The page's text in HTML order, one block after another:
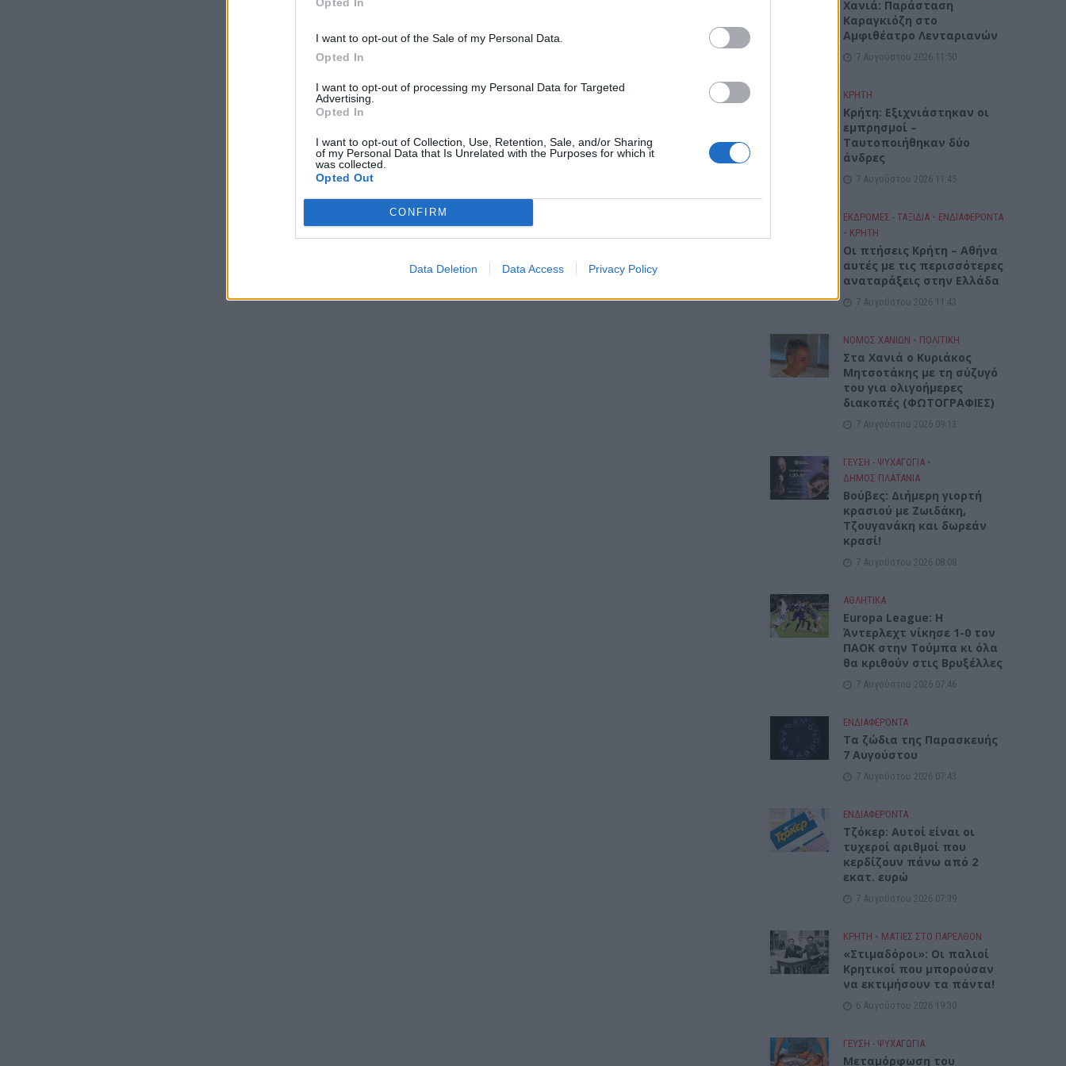
I want to opt-out of the Sale of my Personal Data.
Opted In
I want to opt-out of processing my Personal Data for Targeted
Advertising.
Opted In
I want to opt-out of Collection, Use, Retention, Sale, and/or Sharing
of my Personal Data that Is Unrelated with the Purposes for which it
was collected.
Opted Out
CONFIRM
Data Deletion Data Access Privacy Policy
Xανιά: Παράσταση
Καραγκιόζη στο
Αμφιθέατρο Λενταριανών
7 Αυγούστου 2026 11:50
ΚΡΗΤΗ
Κρήτη: Εξιχνιάστηκαν οι
εμπρησμοί –
Ταυτοποιήθηκαν δύο
άνδρες
7 Αυγούστου 2026 11:45
ΕΚΔΡΟΜΈΣ - ΤΑΞΊΔΙΑ • ΕΝΔΙΑΦΕΡΟΝΤΑ
• ΚΡΗΤΗ
Οι πτήσεις Κρήτη – Αθήνα
αυτές με τις περισσότερες
αναταράξεις στην Ελλάδα
7 Αυγούστου 2026 11:43
ΝΟΜΌΣ ΧΑΝΊΩΝ • ΠΟΛΙΤΙΚΗ
Στα Χανιά ο Κυριάκος
Μητσοτάκης με τη σύζυγό
του για ολιγοήμερες
διακοπές (ΦΩΤΟΓΡΑΦΙΕΣ)
7 Αυγούστου 2026 09:13
ΓΕΎΣΗ - ΨΥΧΑΓΩΓΊΑ •
ΔΉΜΟΣ ΠΛΑΤΑΝΙΆ
Βούβες: Διήμερη γιορτή
κρασιού με Ζωιδάκη,
Τζουγανάκη και δωρεάν
κρασί!
7 Αυγούστου 2026 08:08
ΑΘΛΗΤΙΚΑ
Europa League: Η
Άντερλεχτ νίκησε 1-0 τον
ΠΑΟΚ στην Τούμπα κι όλα
θα κριθούν στις Βρυξέλλες
7 Αυγούστου 2026 07:46
ΕΝΔΙΑΦΕΡΟΝΤΑ
Tα ζώδια της Παρασκευής
7 Αυγούστου
7 Αυγούστου 2026 07:43
ΕΝΔΙΑΦΕΡΟΝΤΑ
Τζόκερ: Αυτοί είναι οι
τυχεροί αριθμοί που
κερδίζουν πάνω από 2
εκατ. ευρώ
7 Αυγούστου 2026 07:39
ΚΡΗΤΗ • ΜΑΤΙΕΣ ΣΤΟ ΠΑΡΕΛΘΟΝ
«Στιμαδόροι»: Οι παλιοί
Κρητικοί που μπορούσαν
να εκτιμήσουν τα πάντα!
6 Αυγούστου 2026 19:30
ΓΕΎΣΗ - ΨΥΧΑΓΩΓΊΑ
Μεταμόρφωση του